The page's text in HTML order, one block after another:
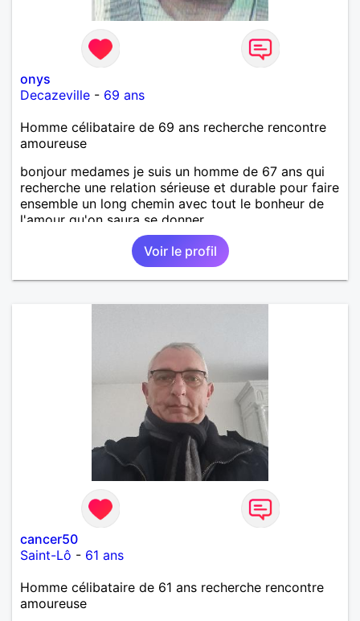
onys
Decazeville - 69 ans
Homme célibataire de 69 ans recherche rencontre
amoureuse
bonjour medames je suis un homme de 67 ans qui
recherche une relation sérieuse et durable pour faire
ensemble un long chemin avec tout le bonheur de
l'amour qu'on saura se donner.
Voir le profil
cancer50
Saint-Lô - 61 ans
Homme célibataire de 61 ans recherche rencontre
amoureuse